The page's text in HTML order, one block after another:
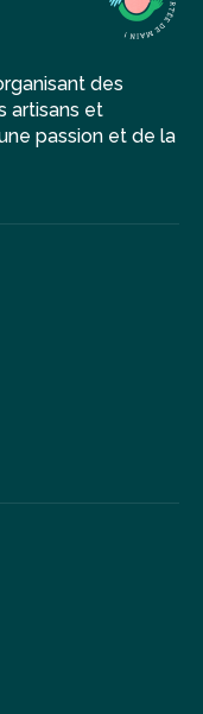
des
artisans et
passion et de la